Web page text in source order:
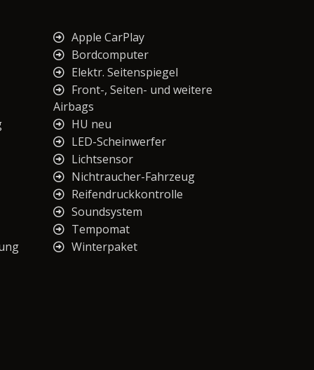
Apple CarPlay
Bordcomputer
Elektr. Seitenspiegel
Front-, Seiten- und weitere
Airbags
HU neu
LED-Scheinwerfer
Lichtsensor
Nichtraucher-Fahrzeug
Reifendruckkontrolle
Soundsystem
Tempomat
Winterpaket